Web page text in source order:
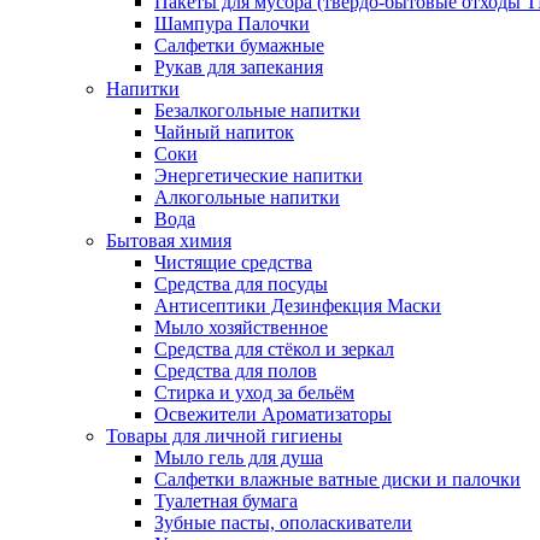
Шампура Палочки
Салфетки бумажные
Рукав для запекания
Напитки
Безалкогольные напитки
Чайный напиток
Соки
Энергетические напитки
Алкогольные напитки
Вода
Бытовая химия
Чистящие средства
Средства для посуды
Антисептики Дезинфекция Маски
Мыло хозяйственное
Средства для стёкол и зеркал
Средства для полов
Стирка и уход за бельём
Освежители Ароматизаторы
Товары для личной гигиены
Мыло гель для душа
Салфетки влажные ватные диски и палочки
Туалетная бумага
Зубные пасты, ополаскиватели